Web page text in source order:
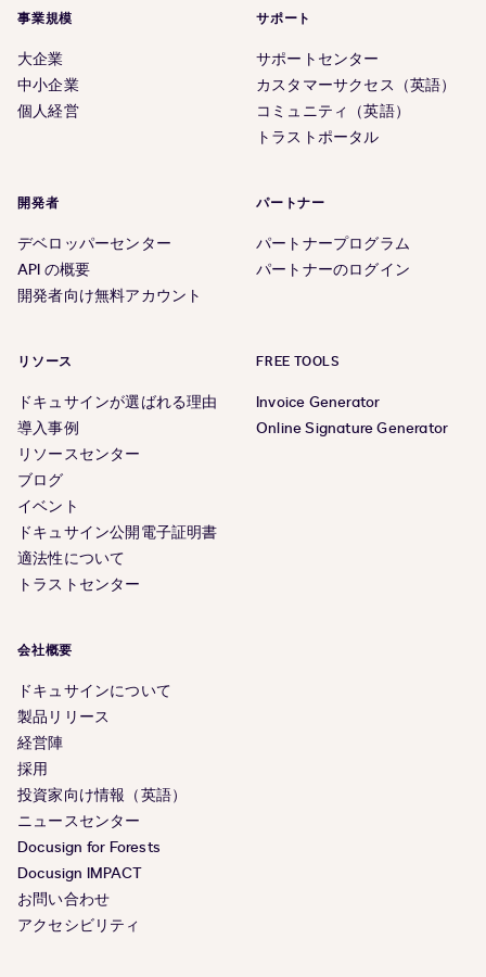
事業規模
大企業
中小企業
個人経営
サポート
サポートセンター
カスタマーサクセス（英語）
コミュニティ（英語）
トラストポータル
開発者
デベロッパーセンター
API の概要
開発者向け無料アカウント
パートナー
パートナープログラム
パートナーのログイン
リソース
ドキュサインが選ばれる理由
導入事例
リソースセンター
ブログ
イベント
ドキュサイン公開電子証明書
適法性について
トラストセンター
FREE TOOLS
Invoice Generator
Online Signature Generator
会社概要
ドキュサインについて
製品リリース
経営陣
採用
投資家向け情報（英語）
ニュースセンター
Docusign for Forests
Docusign IMPACT
お問い合わせ
アクセシビリティ